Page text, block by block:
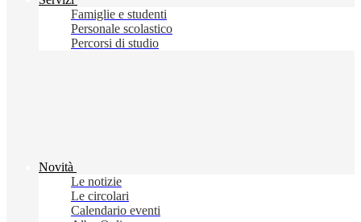
Famiglie e studenti
Personale scolastico
Percorsi di studio
Novità
Le notizie
Le circolari
Calendario eventi